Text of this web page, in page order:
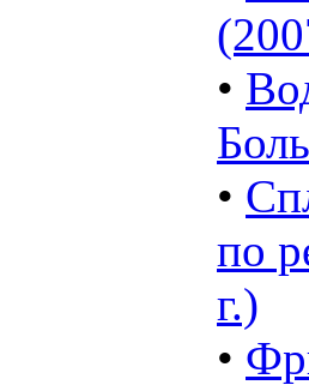
•
•
по
г.)
•